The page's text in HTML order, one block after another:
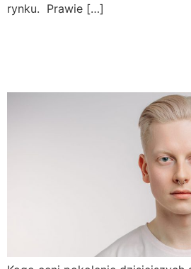
rynku. Prawie […]